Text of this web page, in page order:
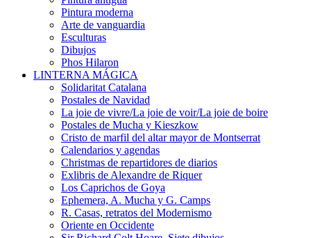
Pintura moderna
Arte de vanguardia
Esculturas
Dibujos
Phos Hilaron
LINTERNA MÁGICA
Solidaritat Catalana
Postales de Navidad
La joie de vivre/La joie de voir/La joie de boire
Postales de Mucha y Kieszkow
Cristo de marfil del altar mayor de Montserrat
Calendarios y agendas
Christmas de repartidores de diarios
Exlibris de Alexandre de Riquer
Los Caprichos de Goya
Ephemera, A. Mucha y G. Camps
R. Casas, retratos del Modernismo
Oriente en Occidente